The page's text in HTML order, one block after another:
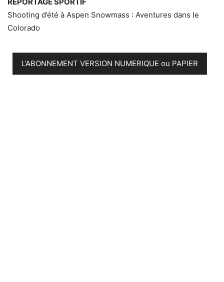
Shooting d’été à Aspen Snowmass : Aventures dans le
Colorado
L’ABONNEMENT VERSION NUMERIQUE ou PAPIER